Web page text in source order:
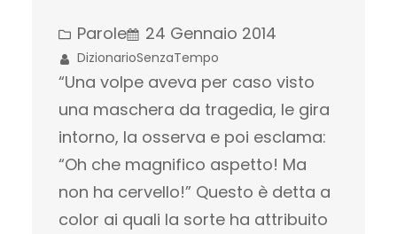
Parole 24 Gennaio 2014
DizionarioSenzaTempo
“Una volpe aveva per caso visto
una maschera da tragedia, le gira
intorno, la osserva e poi esclama:
“Oh che magnifico aspetto! Ma
non ha cervello!” Questo è detta a
color ai quali la sorte ha attribuito